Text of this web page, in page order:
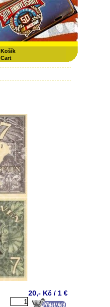
Košík
Cart
20,- Kč / 1 €